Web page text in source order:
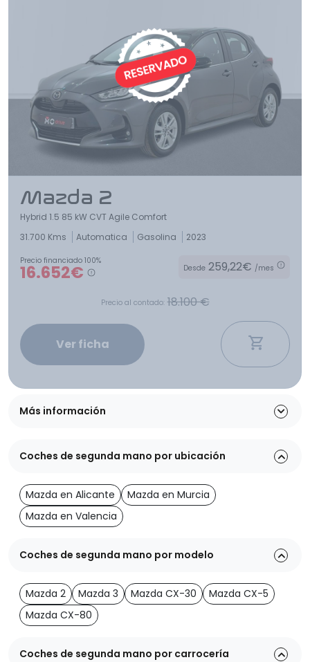
Mazda 2
Hybrid 1.5 85 kW CVT Agile Comfort
31.700 Kms
Automatica Gasolina 2023
Precio financiado 100%
16.652€ Desde 259,22€ /mes
Precio al contado: 18.100 €
Ver ficha
Más información
Coches de segunda mano por ubicación
Mazda en Alicante
Mazda en Murcia
Mazda en Valencia
Coches de segunda mano por modelo
Mazda 2 Mazda 3 Mazda CX-30
Mazda CX-5
Mazda CX-80
Coches de segunda mano por carrocería